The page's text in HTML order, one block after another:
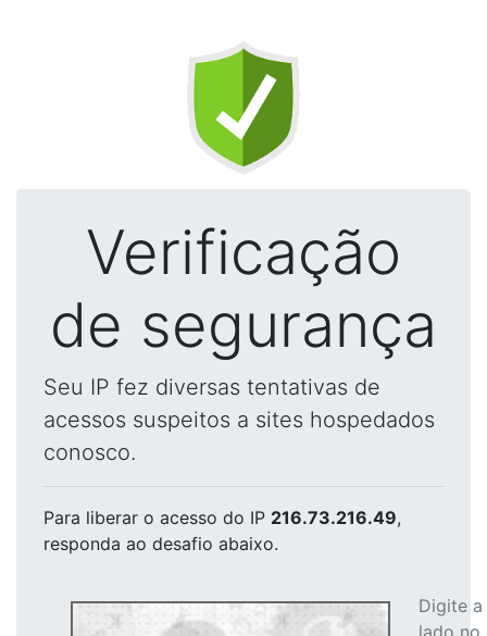
Verificação
de segurança
Seu IP fez diversas tentativas de
acessos suspeitos a sites hospedados
conosco.
Para liberar o acesso do IP 216.73.216.49,
responda ao desafio abaixo.
Digite
lado no